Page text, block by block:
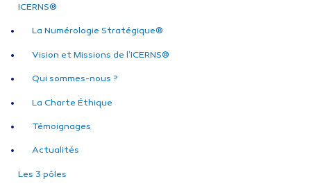
ICERNS®
La Numérologie Stratégique®
Vision et Missions de l’ICERNS®
Qui sommes-nous ?
La Charte Éthique
Témoignages
Actualités
Les 3 pôles